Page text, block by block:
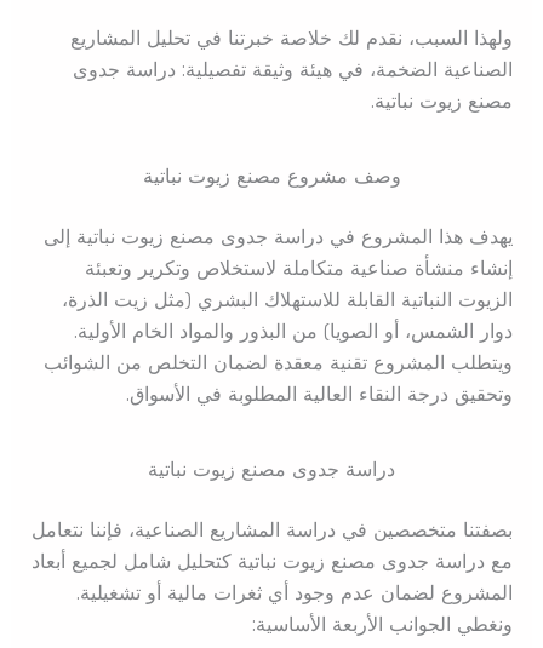
ولهذا السبب، نقدم لك خلاصة خبرتنا في تحليل المشاريع
الصناعية الضخمة، في هيئة وثيقة تفصيلية: دراسة جدوى
مصنع زيوت نباتية.
وصف مشروع مصنع زيوت نباتية
يهدف هذا المشروع في دراسة جدوى مصنع زيوت نباتية إلى
إنشاء منشأة صناعية متكاملة لاستخلاص وتكرير وتعبئة
الزيوت النباتية القابلة للاستهلاك البشري (مثل زيت الذرة،
دوار الشمس، أو الصويا) من البذور والمواد الخام الأولية.
ويتطلب المشروع تقنية معقدة لضمان التخلص من الشوائب
وتحقيق درجة النقاء العالية المطلوبة في الأسواق.
دراسة جدوى مصنع زيوت نباتية
بصفتنا متخصصين في دراسة المشاريع الصناعية، فإننا نتعامل
مع دراسة جدوى مصنع زيوت نباتية كتحليل شامل لجميع أبعاد
المشروع لضمان عدم وجود أي ثغرات مالية أو تشغيلية.
ونغطي الجوانب الأربعة الأساسية: